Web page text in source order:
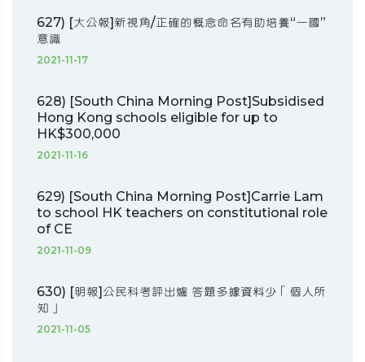
627) [大公報]新視角/正確的概念命名有助培養“一國”
意識
2021-11-17
628) [South China Morning Post]Subsidised
Hong Kong schools eligible for up to
HK$300,000
2021-11-16
629) [South China Morning Post]Carrie Lam
to school HK teachers on constitutional role
of CE
2021-11-09
630) [明報]公民科考評出爐 答題多據資料少「個人所
知」
2021-11-05